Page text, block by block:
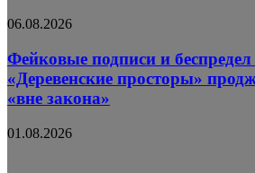
06.08.2026
Фейковые подписи и
«Деревенские просторы»
«вне закона»
01.08.2026